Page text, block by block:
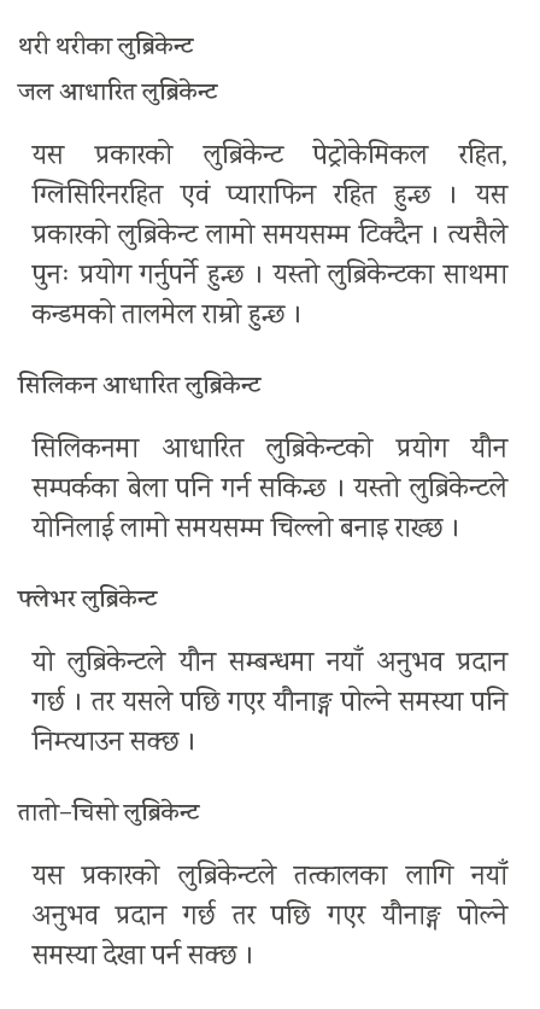
थरी थरीका लुब्रिकेन्ट
जल आधारित लुब्रिकेन्ट
यस प्रकारको लुब्रिकेन्ट पेट्रोकेमिकल रहित,
ग्लिसिरिनरहित एवं प्याराफिन रहित हुन्छ । यस
प्रकारको लुब्रिकेन्ट लामो समयसम्म टिक्दैन । त्यसैले
पुनः प्रयोग गर्नुपर्ने हुन्छ । यस्तो लुब्रिकेन्टका साथमा
कन्डमको तालमेल राम्रो हुन्छ ।
सिलिकन आधारित लुब्रिकेन्ट
सिलिकनमा आधारित लुब्रिकेन्टको प्रयोग यौन
सम्पर्कका बेला पनि गर्न सकिन्छ । यस्तो लुब्रिकेन्टले
योनिलाई लामो समयसम्म चिल्लो बनाइ राख्छ ।
फ्लेभर लुब्रिकेन्ट
यो लुब्रिकेन्टले यौन सम्बन्धमा नयाँ अनुभव प्रदान
गर्छ । तर यसले पछि गएर यौनाङ्ग पोल्ने समस्या पनि
निम्त्याउन सक्छ ।
तातो–चिसो लुब्रिकेन्ट
यस प्रकारको लुब्रिकेन्टले तत्कालका लागि नयाँ
अनुभव प्रदान गर्छ तर पछि गएर यौनाङ्ग पोल्ने
समस्या देखा पर्न सक्छ ।